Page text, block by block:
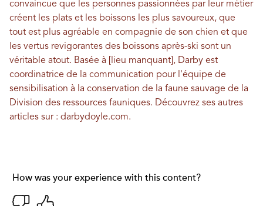
convaincue que les personnes passionnées par leur métier
créent les plats et les boissons les plus savoureux, que
tout est plus agréable en compagnie de son chien et que
les vertus revigorantes des boissons après-ski sont un
véritable atout. Basée à [lieu manquant], Darby est
coordinatrice de la communication pour l'équipe de
sensibilisation à la conservation de la faune sauvage de la
Division des ressources fauniques. Découvrez ses autres
articles sur : darbydoyle.com.